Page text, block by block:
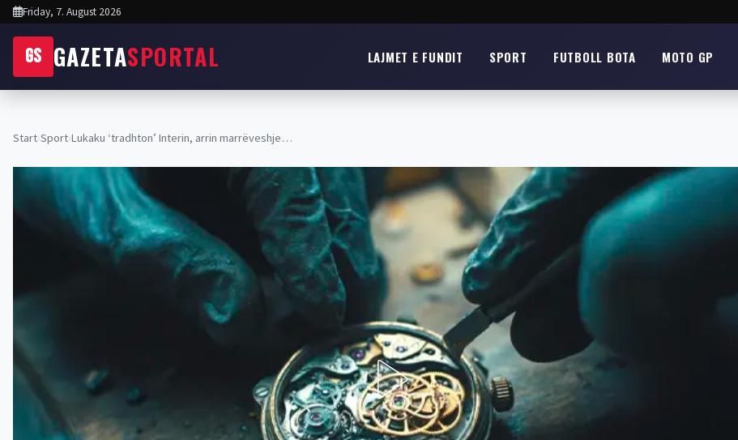
Friday, 7. August 2026
GS GAZETASPORTAL LAJMET E FUNDIT SPORT FUTBOLL BOTA MOTO GP
Start›Sport›Lukaku ‘tradhton’ Interin, arrin marrëveshje…